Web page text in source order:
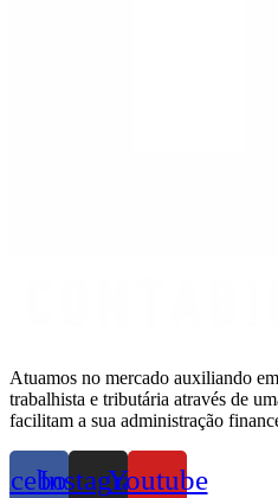
Atuamos no mercado auxiliando
trabalhista e tributária através de
facilitam a sua administração
InstagramYoutube